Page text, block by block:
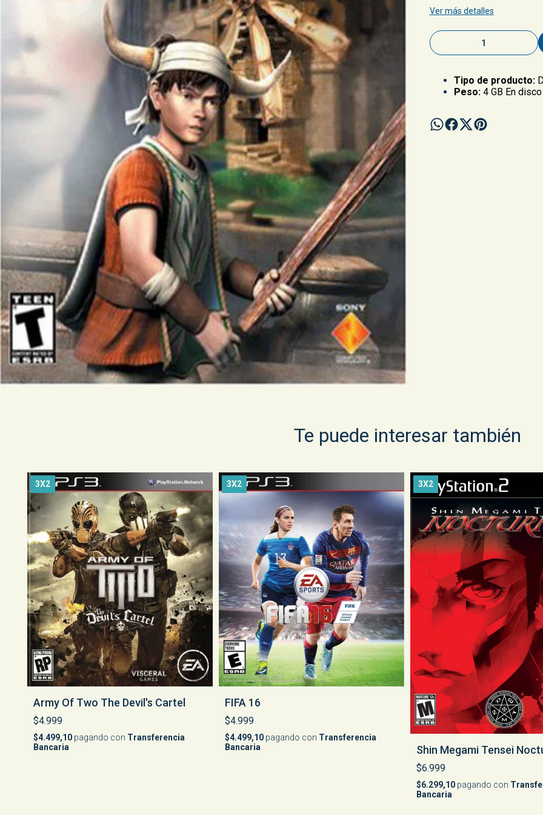
Ver más detalles
Tipo de producto:
Peso: 4 GB En
Te puede interesar también
3X2
Army Of Two The Devil's Cartel
$4.999
$4.499,10 pagando con Transferencia
Bancaria
3X2
FIFA 16
$4.999
$4.499,10 pagando con Transferencia
Bancaria
3X2
Shin Megami Tensei
$6.999
$6.299,10 pagando con
Bancaria